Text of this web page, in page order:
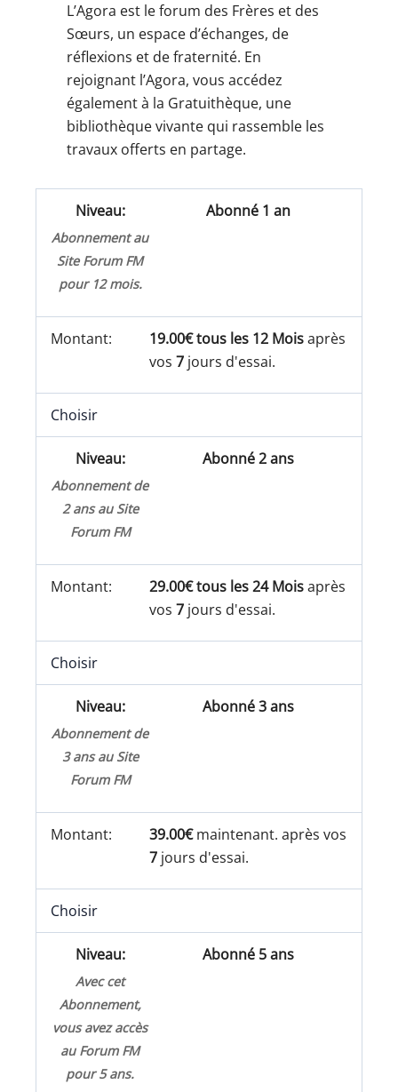
L’Agora est le forum des Frères et des
Sœurs, un espace d’échanges, de
réflexions et de fraternité. En
rejoignant l’Agora, vous accédez
également à la Gratuithèque, une
bibliothèque vivante qui rassemble les
travaux offerts en partage.
Abonné 1 an
Abonnement au
Site Forum FM
pour 12 mois.
19.00€ tous les 12 Moisaprès
vos7 jours d'essai.
Choisir
Abonné 2 ans
Abonnement de
2 ans au Site
Forum FM
29.00€ tous les 24 Moisaprès
vos7 jours d'essai.
Choisir
Abonné 3 ans
Abonnement de
3 ans au Site
Forum FM
39.00€maintenant. après vos
7 jours d'essai.
Choisir
Abonné 5 ans
Avec cet
Abonnement,
vous avez accès
au Forum FM
pour 5 ans.